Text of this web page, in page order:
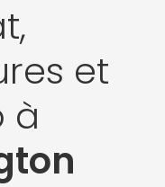
et
à